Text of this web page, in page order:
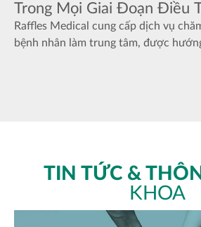
Trong Mọi Giai Đoạn Điều
Raffles Medical cung cấp dịch vụ
bệnh nhân làm trung tâm, được
TIN TỨC &
KHOA